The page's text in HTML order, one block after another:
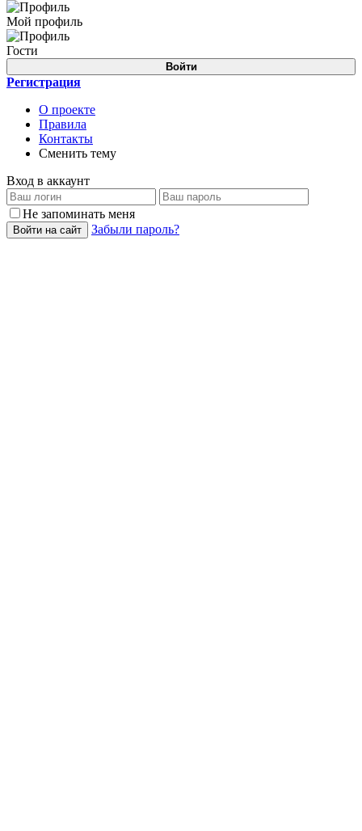
Мой профиль
Гости
Войти
Регистрация
О проекте
Правила
Контакты
Сменить тему
Вход в аккаунт
Не запоминать меня
Войти на сайт Забыли пароль?